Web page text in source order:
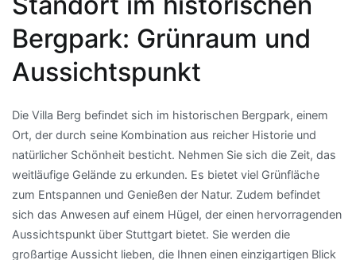
Bergpark: Grünraum und
Aussichtspunkt
Die Villa Berg befindet sich im historischen Bergpark, einem
Ort, der durch seine Kombination aus reicher Historie und
natürlicher Schönheit besticht. Nehmen Sie sich die Zeit, das
weitläufige Gelände zu erkunden. Es bietet viel Grünfläche
zum Entspannen und Genießen der Natur. Zudem befindet
sich das Anwesen auf einem Hügel, der einen hervorragenden
Aussichtspunkt über Stuttgart bietet. Sie werden die
großartige Aussicht lieben, die Ihnen einen einzigartigen Blick